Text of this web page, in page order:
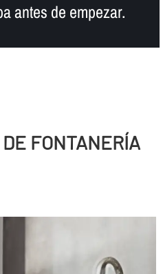
antes de empezar.
FONTANERÍ­A